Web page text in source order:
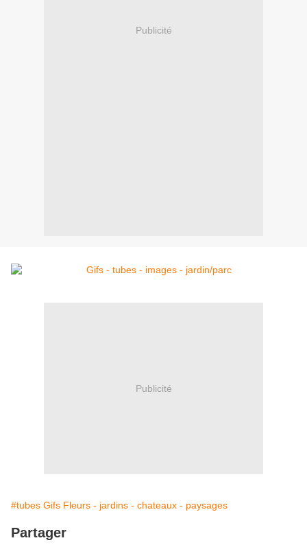
Publicité
Publicité
#tubes Gifs Fleurs - jardins - chateaux - paysages
Partager